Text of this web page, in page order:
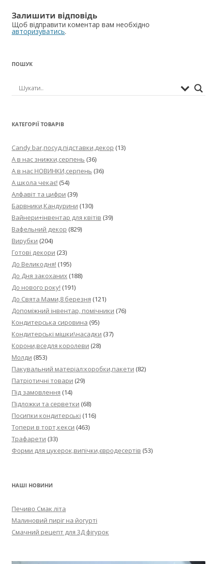
Залишити відповідь
Щоб відправити коментар вам необхідно
авторизуватись.
ПОШУК
КАТЕГОРІЇ ТОВАРІВ
Candy bar,посуд,підставки,декор (13)
А в нас знижки,серпень (36)
А в нас НОВИНКИ,серпень (36)
А школа чекає! (54)
Алфавіт та цифри (39)
Барвники,Кандурини (130)
Вайнери+інвентар для квітів (39)
Вафельний декор (829)
Вирубки (204)
Готові декори (23)
До Великодня! (195)
До Дня закоханих (188)
До нового року! (191)
До Свята Мами,8 березня (121)
Допоміжний інвентар, помічники (76)
Кондитерська сировина (95)
Кондитерські мішки\насадки (37)
Корони,вседля королеви (28)
Молди (853)
Пакувальний матеріал:коробки,пакети (82)
Патріотичні товари (29)
Під замовлення (14)
Підложки та серветки (68)
Посипки кондитерські (116)
Топери в торт,кекси (463)
Трафарети (33)
Форми для цукерок,випічки,євродесертів (53)
НАШІ НОВИНИ
Печиво Смак літа
Малиновий пиріг на йогурті
Смачний рецепт для 3Д фігурок